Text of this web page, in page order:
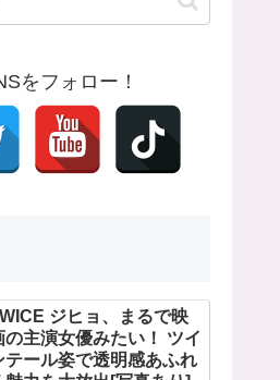
をフォロー！
ジヒョ、まるで映
の主演女優みたい！ ツイ
テール姿で透明感あふれ